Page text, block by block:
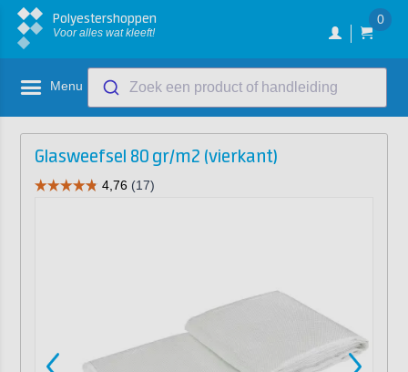
Polyestershoppen
Voor alles wat kleeft!
0
Menu Zoek een product of handleiding
Glasweefsel 80 gr/m2 (vierkant)